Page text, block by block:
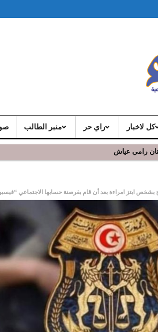
كل لاخبار راي حر منبر الطالب
رامي عياش
بشخص ابتز امراءة بعد أن قام بقرصنة حسابها الاجتماعي